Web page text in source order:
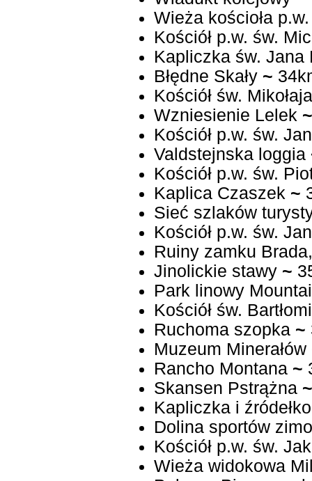
Wieża kościoła
Kościół p.w. św.
Kapliczka św. Jana
Błędne Skały ~
Kościół św. Mikołaja
Wzniesienie Lelek ~
Kościół p.w. św.
Valdstejnska loggia
Kościół p.w. św.
Kaplica Czaszek ~
Sieć szlaków
Kościół p.w. św.
Ruiny zamku
Jinolickie stawy ~
Park linowy
Kościół św.
Ruchoma szopka ~
Muzeum Minerałów
Rancho Montana ~
Skansen Pstrążna ~
Kapliczka i
Dolina sportów
Kościół p.w. św.
Wieża widokowa